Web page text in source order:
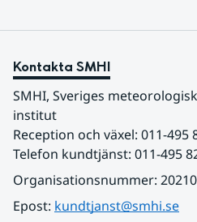
Kontakta SMHI
SMHI, Sveriges
institut
Reception och växel: 011-495
Telefon kundtjänst: 011-495
Organisationsnummer:
Epost: kundtjanst@smhi.se